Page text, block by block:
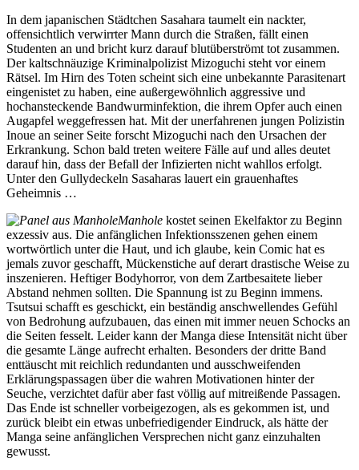
In dem japanischen Städtchen Sasahara taumelt ein nackter,
offensichtlich verwirrter Mann durch die Straßen, fällt einen
Studenten an und bricht kurz darauf blutüberströmt tot zusammen.
Der kaltschnäuzige Kriminalpolizist Mizoguchi steht vor einem
Rätsel. Im Hirn des Toten scheint sich eine unbekannte Parasitenart
eingenistet zu haben, eine außergewöhnlich aggressive und
hochansteckende Bandwurminfektion, die ihrem Opfer auch einen
Augapfel weggefressen hat. Mit der unerfahrenen jungen Polizistin
Inoue an seiner Seite forscht Mizoguchi nach den Ursachen der
Erkrankung. Schon bald treten weitere Fälle auf und alles deutet
darauf hin, dass der Befall der Infizierten nicht wahllos erfolgt.
Unter den Gullydeckeln Sasaharas lauert ein grauenhaftes
Geheimnis …
Manhole kostet seinen Ekelfaktor zu Beginn
exzessiv aus. Die anfänglichen Infektionsszenen gehen einem
wortwörtlich unter die Haut, und ich glaube, kein Comic hat es
jemals zuvor geschafft, Mückenstiche auf derart drastische Weise zu
inszenieren. Heftiger Bodyhorror, von dem Zartbesaitete lieber
Abstand nehmen sollten. Die Spannung ist zu Beginn immens.
Tsutsui schafft es geschickt, ein beständig anschwellendes Gefühl
von Bedrohung aufzubauen, das einen mit immer neuen Schocks an
die Seiten fesselt. Leider kann der Manga diese Intensität nicht über
die gesamte Länge aufrecht erhalten. Besonders der dritte Band
enttäuscht mit reichlich redundanten und ausschweifenden
Erklärungspassagen über die wahren Motivationen hinter der
Seuche, verzichtet dafür aber fast völlig auf mitreißende Passagen.
Das Ende ist schneller vorbeigezogen, als es gekommen ist, und
zurück bleibt ein etwas unbefriedigender Eindruck, als hätte der
Manga seine anfänglichen Versprechen nicht ganz einzuhalten
gewusst.